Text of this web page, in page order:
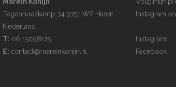
Tegenhoeskamp 34 9751 WP Haren
Nederland
T: 06 15098175
E: contact@mareinkonijn.nl
Instagram
Instagram
Facebook